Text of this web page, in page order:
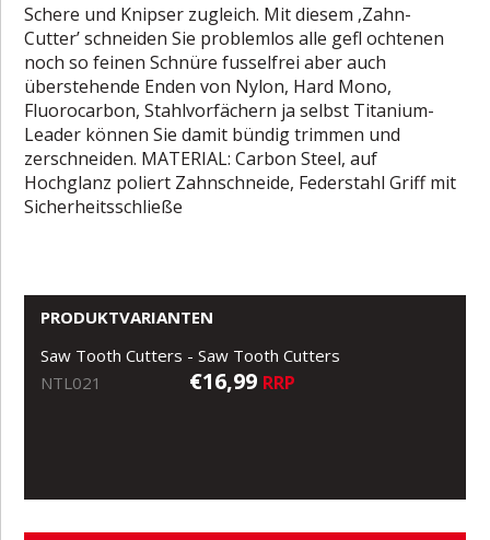
Schere und Knipser zugleich. Mit diesem ‚Zahn-
Cutter’ schneiden Sie problemlos alle gefl ochtenen
noch so feinen Schnüre fusselfrei aber auch
überstehende Enden von Nylon, Hard Mono,
Fluorocarbon, Stahlvorfächern ja selbst Titanium-
Leader können Sie damit bündig trimmen und
zerschneiden. MATERIAL: Carbon Steel, auf
Hochglanz poliert Zahnschneide, Federstahl Griff mit
Sicherheitsschließe
PRODUKTVARIANTEN
Saw Tooth Cutters - Saw Tooth Cutters
NTL021
€16,99 RRP